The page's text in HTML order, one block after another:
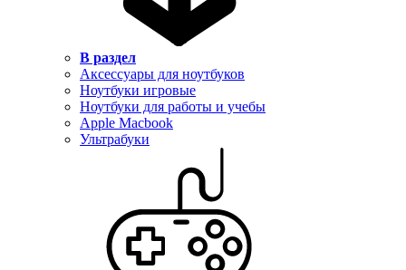
В раздел
Аксессуары для ноутбуков
Ноутбуки игровые
Ноутбуки для работы и учебы
Apple Macbook
Ультрабуки